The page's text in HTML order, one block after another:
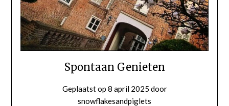
Spontaan Genieten
Geplaatst op 8 april 2025 door
snowflakesandpiglets